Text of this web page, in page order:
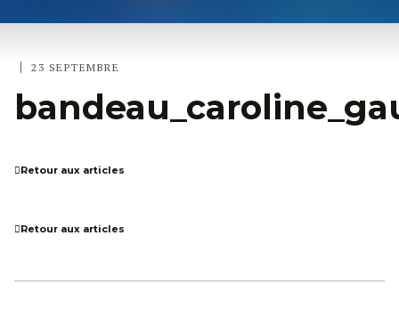
| 23 SEPTEMBRE
Retour aux articles
Retour aux articles